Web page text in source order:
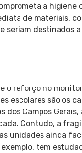
a higiene
de materiais,
seriam destinados
o reforço no
escolares são os
dos Campos
Contudo, a
unidades ainda
tem